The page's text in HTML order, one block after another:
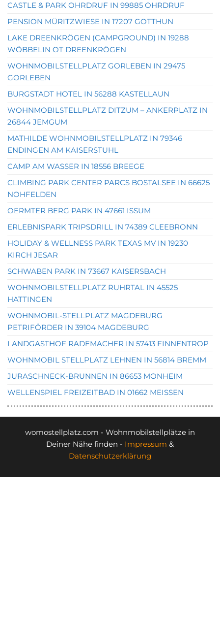
CASTLE & PARK OHRDRUF IN 99885 OHRDRUF
PENSION MÜRITZWIESE IN 17207 GOTTHUN
LAKE DREENKRÖGEN (CAMPGROUND) IN 19288
WÖBBELIN OT DREENKRÖGEN
WOHNMOBILSTELLPLATZ GORLEBEN IN 29475
GORLEBEN
BURGSTADT HOTEL IN 56288 KASTELLAUN
WOHNMOBILSTELLPLATZ DITZUM – ANKERPLATZ IN
26844 JEMGUM
MATHILDE WOHNMOBILSTELLPLATZ IN 79346
ENDINGEN AM KAISERSTUHL
CAMP AM WASSER IN 18556 BREEGE
CLIMBING PARK CENTER PARCS BOSTALSEE IN 66625
NOHFELDEN
OERMTER BERG PARK IN 47661 ISSUM
ERLEBNISPARK TRIPSDRILL IN 74389 CLEEBRONN
HOLIDAY & WELLNESS PARK TEXAS MV IN 19230
KIRCH JESAR
SCHWABEN PARK IN 73667 KAISERSBACH
WOHNMOBILSTELLPLATZ RUHRTAL IN 45525
HATTINGEN
WOHNMOBIL-STELLPLATZ MAGDEBURG
PETRIFÖRDER IN 39104 MAGDEBURG
LANDGASTHOF RADEMACHER IN 57413 FINNENTROP
WOHNMOBIL STELLPLATZ LEHNEN IN 56814 BREMM
JURASCHNECK-BRUNNEN IN 86653 MONHEIM
WELLENSPIEL FREIZEITBAD IN 01662 MEISSEN
womostellplatz.com - Wohnmobilstellplätze in
Deiner Nähe finden - Impressum &
Datenschutzerklärung